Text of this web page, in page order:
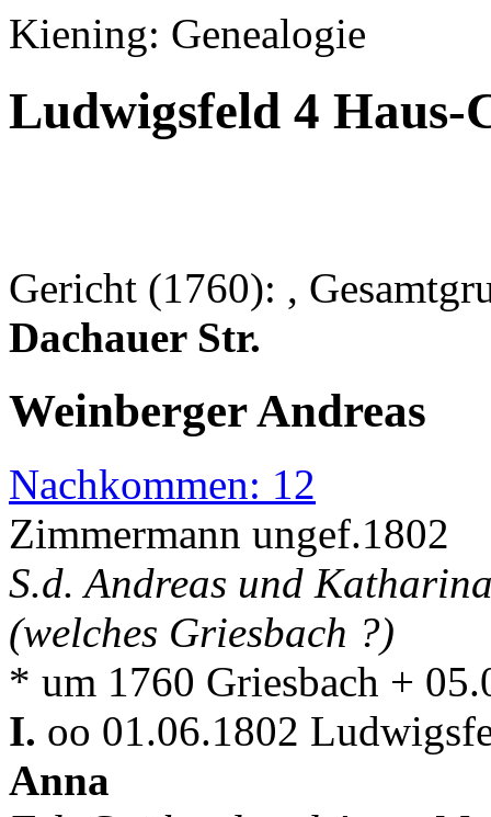
Kiening: Genealogie
Ludwigsfeld 4
Gericht (1760): ,
Dachauer Str.
Weinberger Andreas
Nachkommen: 12
Zimmermann ungef.1802
S.d. Andreas und
(welches Griesbach ?)
* um 1760 Griesbach +
I. oo 01.06.1802
Anna